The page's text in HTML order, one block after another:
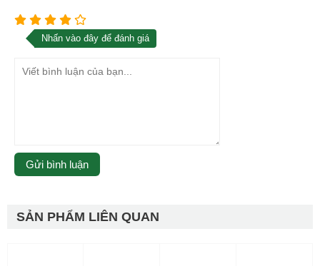
Nhấn vào đây để đánh giá
SẢN PHẨM LIÊN QUAN